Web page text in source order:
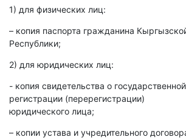
1) для физических лиц:
– копия паспорта гражданина
Республики;
2) для юридических лиц:
- копия свидетельства о государственной
регистрации (перерегистрации)
юридического лица;
– копии устава и учредительного